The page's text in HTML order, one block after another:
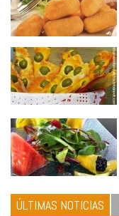
ÚLTIMAS NOTICIAS